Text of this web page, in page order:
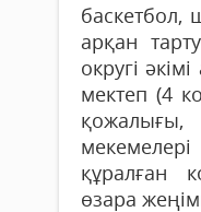
баскетбол,
арқан
округі
мектеп (4
құралған
өзара